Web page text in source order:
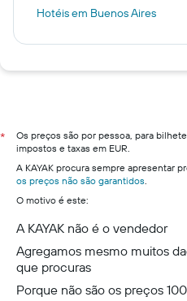
Hotéis em Buenos Aires
*
Os preços são por pessoa, para
impostos e taxas em EUR.
A KAYAK procura sempre apresentar
os preços não são garantidos.
O motivo é este:
A KAYAK não é o vendedor
Agregamos mesmo muitos
que procuras
Porque não são os preços